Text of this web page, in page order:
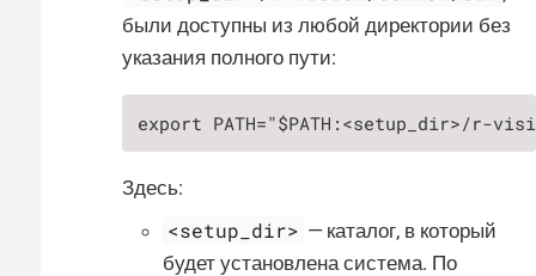
были доступны из любой директории без
указания полного пути:
export PATH="$PATH:<setup_dir>/r-
Здесь:
<setup_dir> — каталог, в который
будет установлена система. По